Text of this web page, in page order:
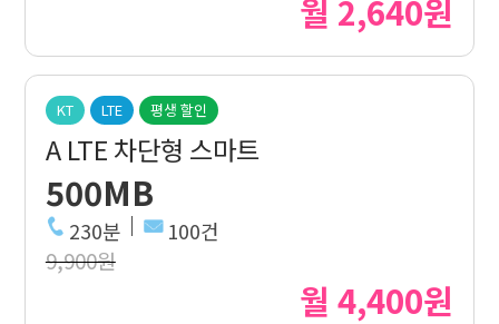
월 2,640원
KT LTE 평생 할인
A LTE 차단형 스마트
500MB
230분 100건
9,900원
월 4,400원